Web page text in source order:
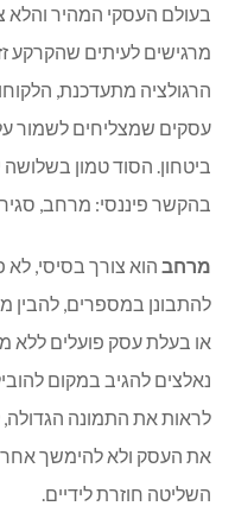
בעולם העסקי המהיר והלא
מרגישים לעיתים שהקרקע
הרגולציה מתעדכנת,
עסקים שמצליחים לשמור
ביטחון. הסוד טמון
בהקשר פיננסי: מרחב,
מרחב הוא צורך בסיסי,
להתבונן במספרים, להבין
או בעלת עסק פועלים ללא
נאלצים להגיב במקום
לראות את התמונה הגדולה,
את העסק ולא להימשך
השליטה חוזרת לידיים.